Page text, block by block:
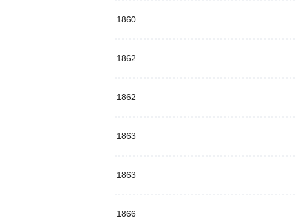
1860
1862
1862
1863
1863
1866